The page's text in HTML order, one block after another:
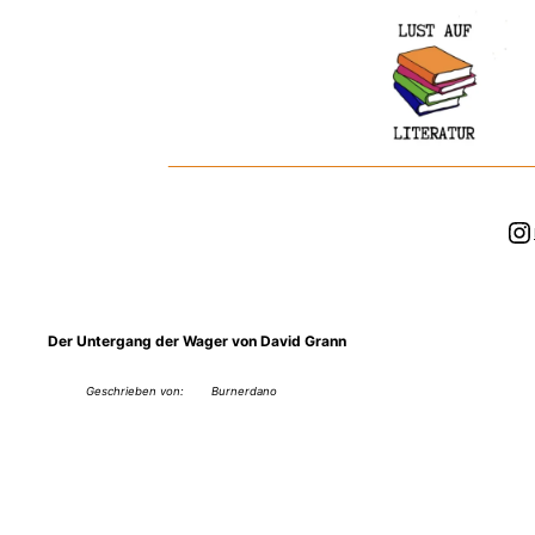
Der Untergang der Wager von David Grann
Geschrieben von: Burnerdano